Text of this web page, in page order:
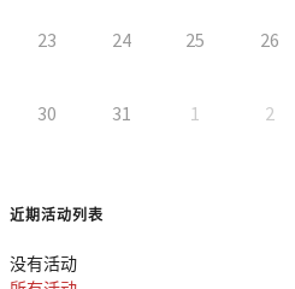
23 24 25 26
30 31 1 2
近期活动列表
没有活动